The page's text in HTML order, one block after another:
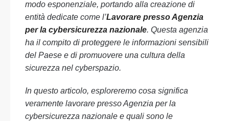
modo esponenziale, portando alla creazione di
entità dedicate come l’Lavorare presso Agenzia
per la cybersicurezza nazionale. Questa agenzia
ha il compito di proteggere le informazioni sensibili
del Paese e di promuovere una cultura della
sicurezza nel cyberspazio.
In questo articolo, esploreremo cosa significa
veramente lavorare presso Agenzia per la
cybersicurezza nazionale e quali sono le